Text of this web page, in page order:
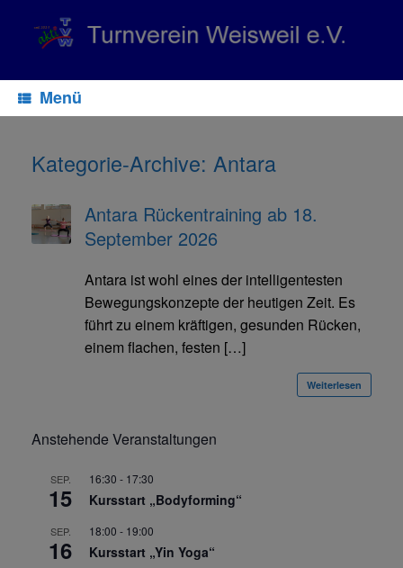
springen
Menü
Kategorie-Archive: Antara
Antara Rückentraining ab 18.
September 2026
Antara ist wohl eines der intelligentesten
Bewegungskonzepte der heutigen Zeit. Es
führt zu einem kräftigen, gesunden Rücken,
einem flachen, festen […]
Weiterlesen
Anstehende Veranstaltungen
SEP.
15
16:30 - 17:30
Kursstart „Bodyforming“
SEP.
16
18:00 - 19:00
Kursstart „Yin Yoga“